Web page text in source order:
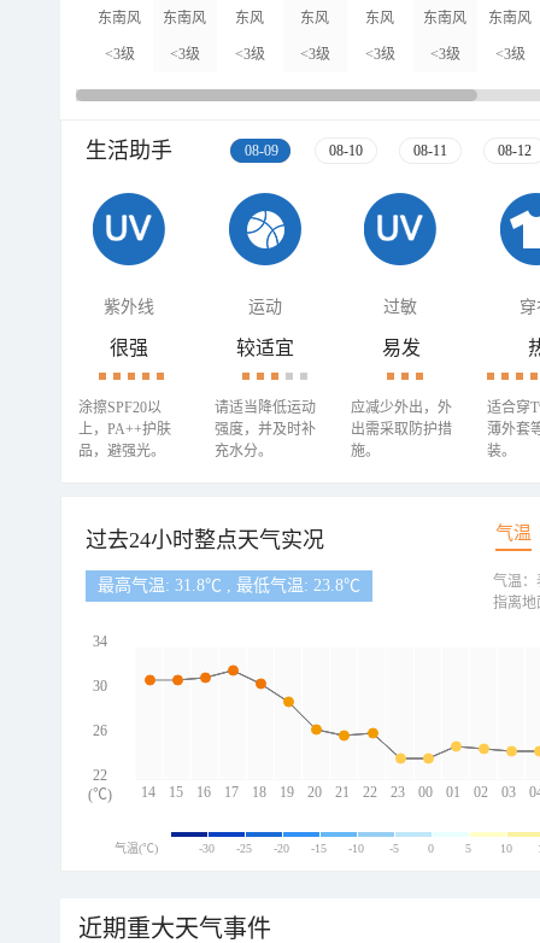
东南风
<3级
东南风
<3级
东风
<3级
东风
<3级
东风
<3级
东南风
<3级
东南风
<3级
生活助手 08-09 08-10 08-11 08-12
紫外线 运动 过敏 穿
很强
涂擦SPF20以
上，PA++护肤
品，避强光。
较适宜
请适当降低运动
强度，并及时补
充水分。
易发
应减少外出，外
出需采取防护措
施。
适合穿
薄外套
装。
过去24小时整点天气实况 气温
最高气温: 31.8℃ , 最低气温: 23.8℃
14 15 16 17 18 19 20 21 22 23 00 01 02 03
34
30
26
22
(℃)
气温：
指离地
气温(℃) -30 -25 -20 -15 -10 -5 0 5 10
近期重大天气事件